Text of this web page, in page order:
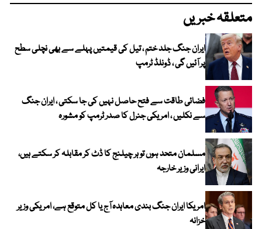
متعلقہ خبریں
ایران جنگ جلد ختم ، تیل کی قیمتیں پہلے سے بھی نچلی سطح
پر آئیں گی ، ڈونلڈ ٹرمپ
فضائی طاقت سے فتح حاصل نہیں کی جا سکتی ، ایران جنگ
سے نکلیں ، امریکی جنرل کا صدر ٹرمپ کو مشورہ
مسلمان متحد ہوں تو ہر چیلنج کا ڈٹ کر مقابلہ کر سکتے ہیں،
ایرانی وزیر خارجہ
امریکا ایران جنگ بندی معاہدہ آج یا کل متوقع ہے، امریکی وزیر
خزانہ